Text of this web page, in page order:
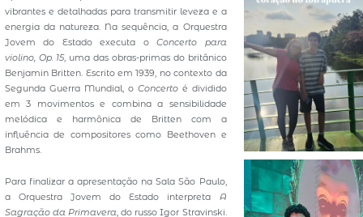
vibrantes e detalhadas para transmitir leveza e a
energia da natureza. Na sequência, a Orquestra
Jovem do Estado executa oConcerto para
violino, Op. 15, uma das obras-primas do britânico
Benjamin Britten. Escrito em 1939, no contexto da
Segunda Guerra Mundial, o Concertoé dividido
em 3 movimentos e combina a sensibilidade
melódica e harmônica de Britten com a
influência de compositores como Beethoven e
Brahms.
Para finalizar a apresentação na Sala São Paulo,
a Orquestra Jovem do Estado interpreta
A
Sagração da Primavera , do russo Igor Stravinski.